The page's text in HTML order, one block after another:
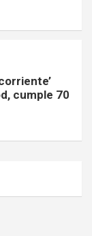
cumple 70